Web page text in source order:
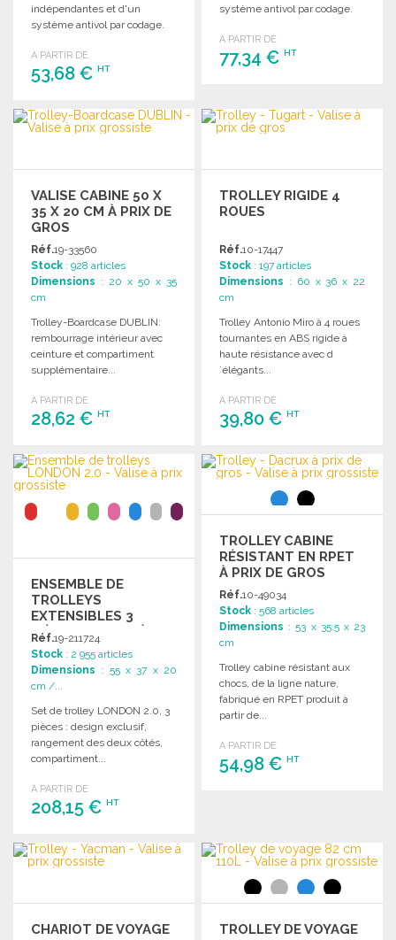
indépendantes et d'un
système antivol par codage.
A PARTIR DE
53,68 € HT
COMMANDER
Demander un devis
système antivol par codage.
A PARTIR DE
77,34 €HT
Demander un devis
VALISE CABINE 50 X
35 X 20 CM À PRIX DE
GROS
Réf.19-33560
Stock : 928 articles
Dimensions : 20 x 50 x 35
cm
Trolley-Boardcase DUBLIN:
rembourrage intérieur avec
ceinture et compartiment
supplémentaire...
A PARTIR DE
28,62 € HT
COMMANDER
Demander un devis
TROLLEY RIGIDE 4
ROUES
Réf.10-17447
Stock : 197 articles
Dimensions : 60 x 36 x 22
cm
Trolley Antonio Miro à 4 roues
tournantes en ABS rigide à
haute résistance avec d
´élégants...
A PARTIR DE
39,80 €HT
COMMANDER
Demander un devis
ENSEMBLE DE
TROLLEYS
EXTENSIBLES 3
PIÈCES 29-110L À
PRIX DE GROS
Réf.19-211724
Stock : 2 955 articles
Dimensions : 55 x 37 x 20
cm /...
Set de trolley LONDON 2.0, 3
pièces : design exclusif,
rangement des deux côtés,
compartiment...
A PARTIR DE
208,15 € HT
COMMANDER
Demander un devis
TROLLEY CABINE
RÉSISTANT EN RPET
À PRIX DE GROS
Réf.10-49034
Stock : 568 articles
Dimensions : 53 x 35.5 x 23
cm
Trolley cabine résistant aux
chocs, de la ligne nature,
fabriqué en RPET produit à
partir de...
A PARTIR DE
54,98 €HT
CHARIOT DE VOYAGE
TROLLEY DE VOYAGE